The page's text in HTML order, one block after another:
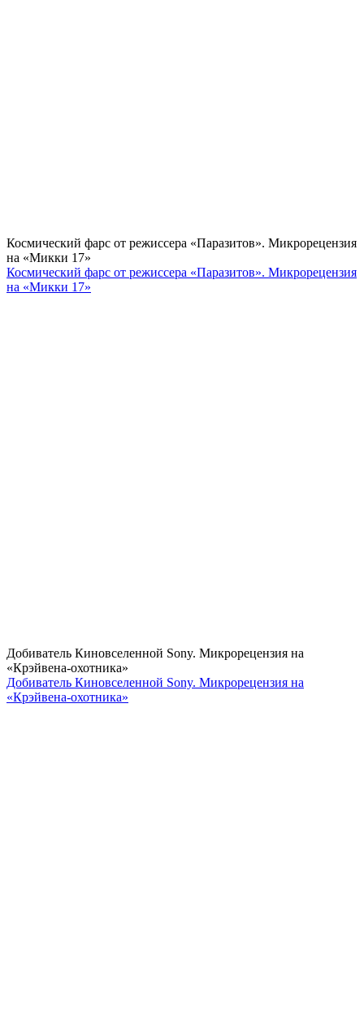
Космический фарс от режиссера «Паразитов». Микрорецензия
на «Микки 17»
Космический фарс от режиссера «Паразитов». Микрорецензия
на «Микки 17»
Добиватель Киновселенной Sony. Микрорецензия на
«Крэйвена-охотника»
Добиватель Киновселенной Sony. Микрорецензия на
«Крэйвена-охотника»